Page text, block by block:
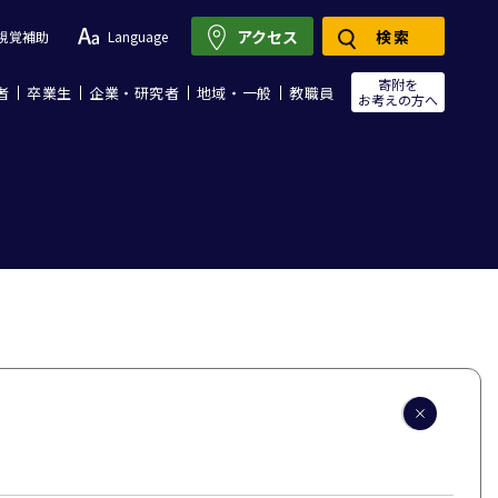
覚補助 Language
卒業生 企業・研究者 地域・一般 教職員
寄附を
お考えの方へ
アクセス 検索